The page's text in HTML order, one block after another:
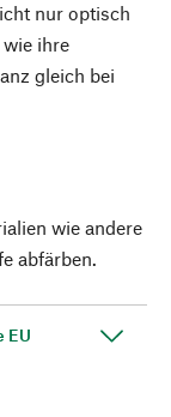
nur optisch
wie ihre
gleich bei
wie andere
abfärben.
EU